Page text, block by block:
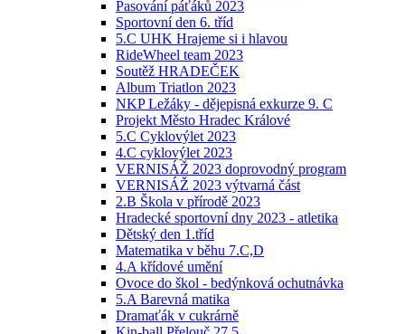
Pasování páťáků 2023
Sportovní den 6. tříd
5.C UHK Hrajeme si i hlavou
RideWheel team 2023
Soutěž HRADEČEK
Album Triatlon 2023
NKP Ležáky - dějepisná exkurze 9. C
Projekt Město Hradec Králové
5.C Cyklovýlet 2023
4.C cyklovýlet 2023
VERNISÁŽ 2023 doprovodný program
VERNISÁŽ 2023 výtvarná část
2.B Škola v přírodě 2023
Hradecké sportovní dny 2023 - atletika
Dětský den 1.tříd
Matematika v běhu 7.C,D
4.A křídové umění
Ovoce do škol - bedýnková ochutnávka
5.A Barevná matika
Dramaťák v cukrárně